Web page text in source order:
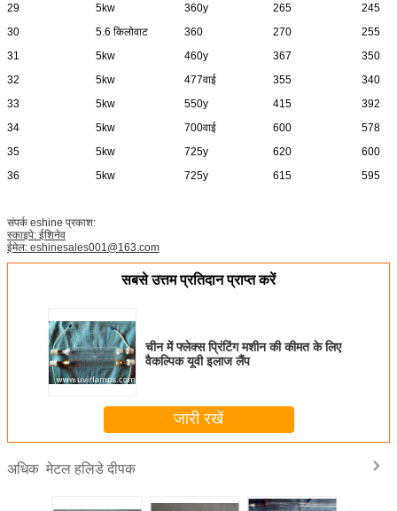
29
5kw 360y 265
245
30
5.6 किलोवाट 360 270
255
31
5kw 460y 367
350
32
5kw 477वाई 355
340
33
5kw 550y 415
392
34
5kw 700वाई 600
578
35
5kw 725y 620
600
36
5kw 725y 615 595
संपर्क eshine प्रकाश:
स्काइपे: ईशिनेव
ईमेल: eshinesales001@163.com
सबसे उत्तम प्रतिदान प्राप्त करें
चीन में फ्लेक्स प्रिंटिंग मशीन की कीमत के लिए
वैकल्पिक यूवी इलाज लैंप
जारी रखें
अधिक मेटल हलिडे दीपक